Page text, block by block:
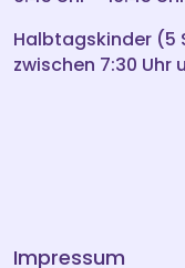
Halbtagskinder (5
zwischen 7:30 Uhr
Impressum